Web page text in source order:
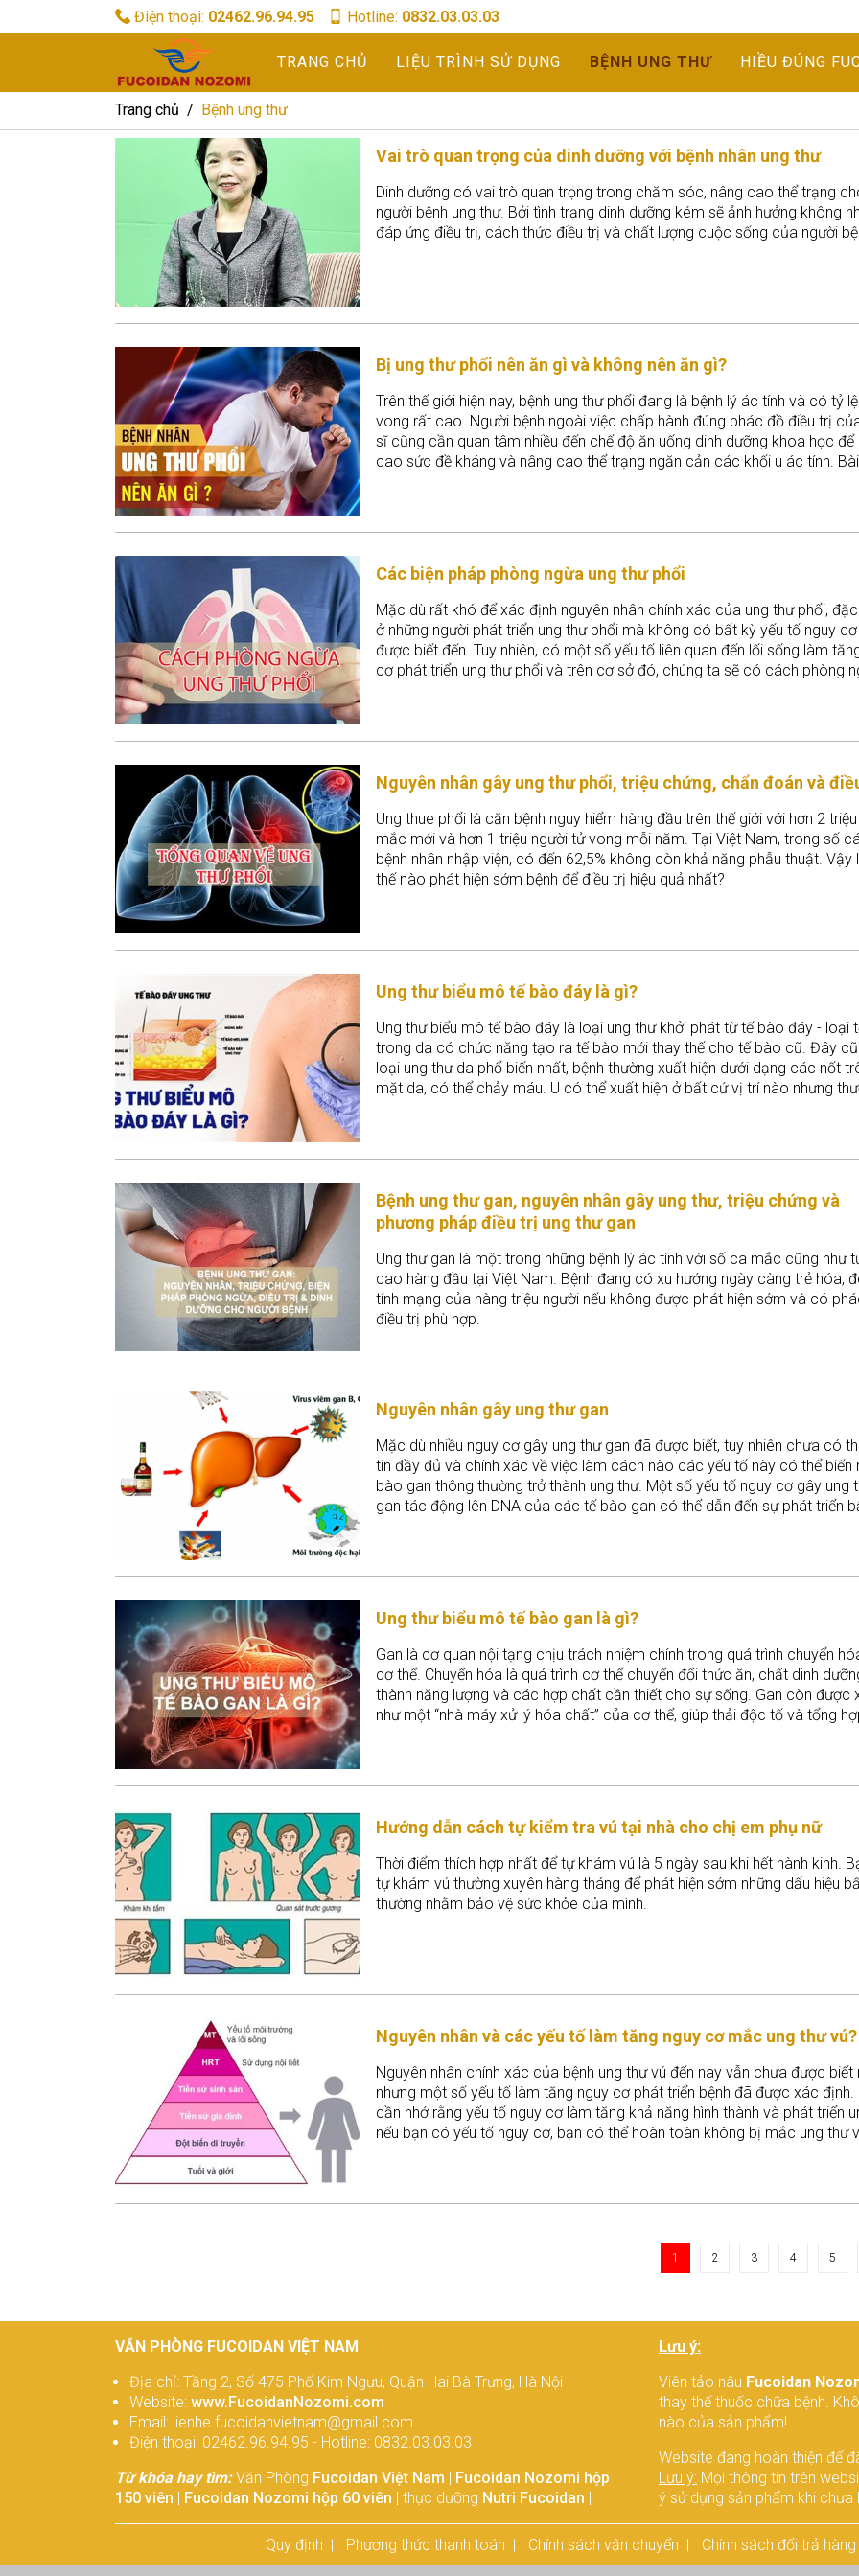
Điện thoại: 02462.96.94.95 Hotline: 0832.03.03.03
TRANG CHỦ LIỆU TRÌNH SỬ DỤNG BỆNH UNG THƯ HIỀU ĐÚNG
Trang chủ Bệnh ung thư
Vai trò quan trọng của dinh dưỡng với bệnh nhân ung thư
Dinh dưỡng có vai trò quan trọng trong chăm sóc, nâng cao thể trạng
người bệnh ung thư. Bởi tình trạng dinh dưỡng kém sẽ ảnh hưởng không
đáp ứng điều trị, cách thức điều trị và chất lượng cuộc sống của người
Bị ung thư phổi nên ăn gì và không nên ăn gì?
Trên thế giới hiện nay, bệnh ung thư phổi đang là bệnh lý ác tính và có tỷ
vong rất cao. Người bệnh ngoài việc chấp hành đúng phác đồ điều trị
sĩ cũng cần quan tâm nhiều đến chế độ ăn uống dinh dưỡng khoa học để
cao sức đề kháng và nâng cao thể trạng ngăn cản các khối u ác tính.
Các biện pháp phòng ngừa ung thư phổi
Mặc dù rất khó để xác định nguyên nhân chính xác của ung thư phổi,
ở những người phát triển ung thư phổi mà không có bất kỳ yếu tố nguy
được biết đến. Tuy nhiên, có một số yếu tố liên quan đến lối sống làm
cơ phát triển ung thư phổi và trên cơ sở đó, chúng ta sẽ có cách phòng
Nguyên nhân gây ung thư phổi, triệu chứng, chẩn đoán và
Ung thue phổi là căn bệnh nguy hiểm hàng đầu trên thế giới với hơn 2
mắc mới và hơn 1 triệu người tử vong mỗi năm. Tại Việt Nam, trong số
bệnh nhân nhập viện, có đến 62,5% không còn khả năng phẫu thuật. Vậy
thế nào phát hiện sớm bệnh để điều trị hiệu quả nhất?
Ung thư biểu mô tế bào đáy là gì?
Ung thư biểu mô tế bào đáy là loại ung thư khởi phát từ tế bào đáy - loại
trong da có chức năng tạo ra tế bào mới thay thế cho tế bào cũ. Đây
loại ung thư da phổ biến nhất, bệnh thường xuất hiện dưới dạng các nốt
mặt da, có thể chảy máu. U có thể xuất hiện ở bất cứ vị trí nào nhưng
Bệnh ung thư gan, nguyên nhân gây ung thư, triệu chứng và
phương pháp điều trị ung thư gan
Ung thư gan là một trong những bệnh lý ác tính với số ca mắc cũng như
cao hàng đầu tại Việt Nam. Bệnh đang có xu hướng ngày càng trẻ hóa,
tính mạng của hàng triệu người nếu không được phát hiện sớm và có
điều trị phù hợp.
Nguyên nhân gây ung thư gan
Mặc dù nhiều nguy cơ gây ung thư gan đã được biết, tuy nhiên chưa có
tin đầy đủ và chính xác về việc làm cách nào các yếu tố này có thể biến
bào gan thông thường trở thành ung thư. Một số yếu tố nguy cơ gây ung
gan tác động lên DNA của các tế bào gan có thể dẫn đến sự phát triển
Ung thư biểu mô tế bào gan là gì?
Gan là cơ quan nội tạng chịu trách nhiệm chính trong quá trình chuyển
cơ thể. Chuyển hóa là quá trình cơ thể chuyển đổi thức ăn, chất dinh
thành năng lượng và các hợp chất cần thiết cho sự sống. Gan còn được
như một “nhà máy xử lý hóa chất” của cơ thể, giúp thải độc tố và tổng
Hướng dẫn cách tự kiểm tra vú tại nhà cho chị em phụ nữ
Thời điểm thích hợp nhất để tự khám vú là 5 ngày sau khi hết hành kinh.
tự khám vú thường xuyên hàng tháng để phát hiện sớm những dấu hiệu
thường nhằm bảo vệ sức khỏe của mình.
Nguyên nhân và các yếu tố làm tăng nguy cơ mắc ung thư vú?
Nguyên nhân chính xác của bệnh ung thư vú đến nay vẫn chưa được biết
nhưng một số yếu tố làm tăng nguy cơ phát triển bệnh đã được xác định.
cần nhớ rằng yếu tố nguy cơ làm tăng khả năng hình thành và phát triển
nếu bạn có yếu tố nguy cơ, bạn có thể hoàn toàn không bị mắc ung thư
1 2 3 4 5
VĂN PHÒNG FUCOIDAN VIỆT NAM
Địa chỉ: Tầng 2, Số 475 Phố Kim Ngưu, Quận Hai Bà Trưng, Hà Nội
Website: www.FucoidanNozomi.com
Email: lienhe.fucoidanvietnam@gmail.com
Điện thoại: 02462.96.94.95 - Hotline: 0832.03.03.03
Từ khóa hay tìm:Văn Phòng Fucoidan Việt Nam | Fucoidan Nozomi hộp
150 viên | Fucoidan Nozomi hộp 60 viên | thực dưỡng Nutri Fucoidan |
Lưu ý:
Viên tảo nâu Fucoidan
thay thế thuốc chữa bệnh.
nào của sản phẩm!
Website đang hoàn thiện để
Lưu ý: Mọi thông tin trên
ý sử dụng sản phẩm khi
Quy định Phương thức thanh toán Chính sách vận chuyển Chính sách đổi trả hàng